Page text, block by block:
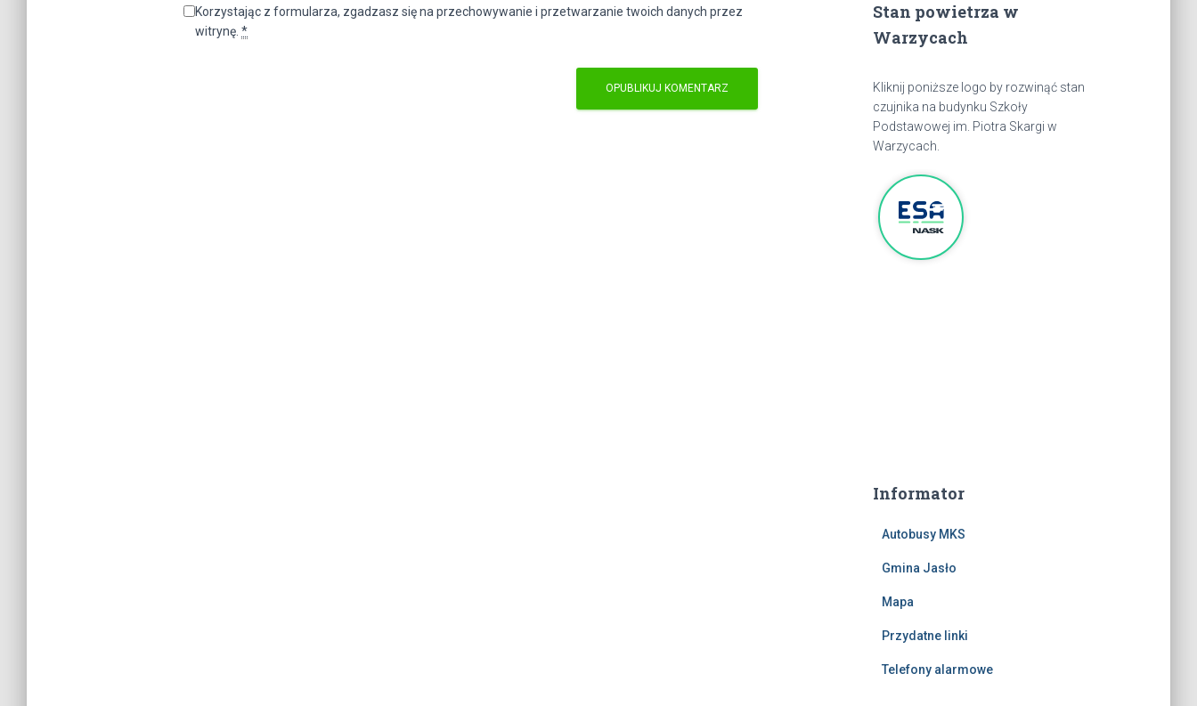
Korzystając z formularza, zgadzasz się na przechowywanie i przetwarzanie twoich danych przez
witrynę. *
Stan powietrza w
Warzycach
Kliknij poniższe logo by rozwinąć stan
czujnika na budynku Szkoły
Podstawowej im. Piotra Skargi w
Warzycach.
Informator
Autobusy MKS
Gmina Jasło
Mapa
Przydatne linki
Telefony alarmowe